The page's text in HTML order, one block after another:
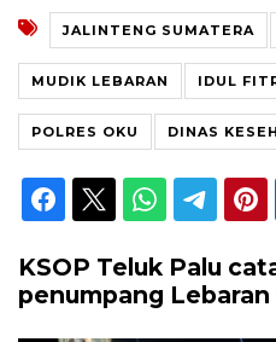
JALINTENG SUMATERA
MUDIK LEBARAN IDUL
POLRES OKU DINAS
KSOP Teluk Palu
penumpang